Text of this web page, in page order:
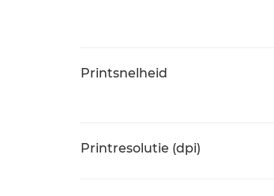
Printsnelheid
Printresolutie (dpi)